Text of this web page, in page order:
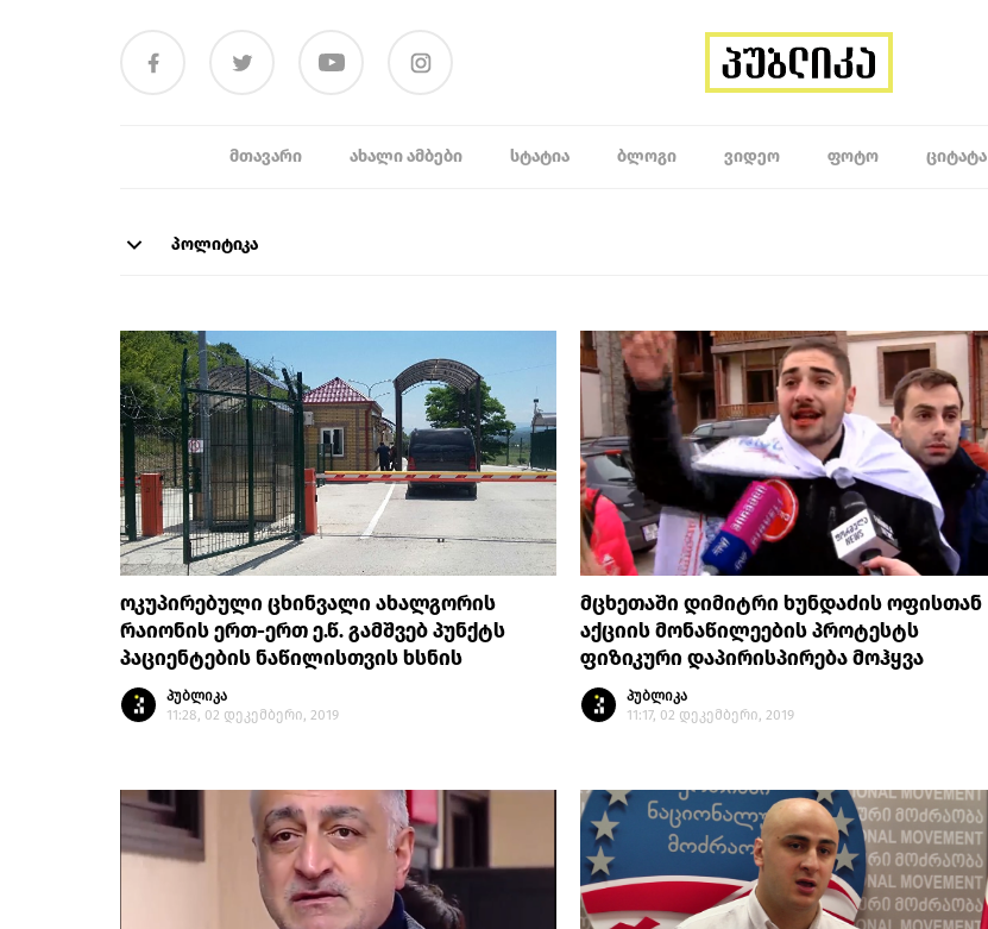
ᲛᲗᲐᲕᲐᲠᲘ ᲐᲮᲐᲚᲘ ᲐᲛᲑᲔᲑᲘ ᲡᲢᲐᲢᲘᲐ ᲑᲚᲝᲒᲘ ᲕᲘᲓᲔᲝ ᲤᲝᲢᲝ ᲪᲘᲢᲐᲢᲐ
პოლიტიკა
ოკუპირებული ცხინვალი ახალგორის
რაიონის ერთ-ერთ ე.წ. გამშვებ პუნქტს
პაციენტების ნაწილისთვის ხსნის
პუბლიკა
11:28, 02 დეკემბერი, 2019
მცხეთაში დიმიტრი ხუნდაძის ოფისთან
აქციის მონაწილეების პროტესტს
ფიზიკური დაპირისპირება მოჰყვა
პუბლიკა
11:17, 02 დეკემბერი, 2019